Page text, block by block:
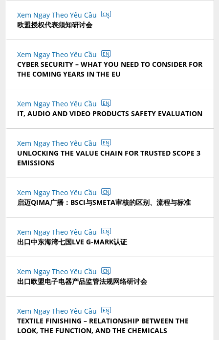
Xem Ngay Theo Yêu Cầu CN
欧盟授权代表须知研讨会
Xem Ngay Theo Yêu Cầu EN
CYBER SECURITY – WHAT YOU NEED TO CONSIDER FOR
THE COMING YEARS IN THE EU
Xem Ngay Theo Yêu Cầu EN
IT, AUDIO AND VIDEO PRODUCTS SAFETY EVALUATION
Xem Ngay Theo Yêu Cầu EN
UNLOCKING THE VALUE CHAIN FOR TRUSTED SCOPE 3
EMISSIONS
Xem Ngay Theo Yêu Cầu CN
启迈QIMA广播：BSCI与SMETA审核的区别、流程与标准
Xem Ngay Theo Yêu Cầu CN
出口中东海湾七国LVE G-MARK认证
Xem Ngay Theo Yêu Cầu CN
出口欧盟电子电器产品监管法规网络研讨会
Xem Ngay Theo Yêu Cầu EN
TEXTILE FINISHING – RELATIONSHIP BETWEEN THE
LOOK, THE FUNCTION, AND THE CHEMICALS